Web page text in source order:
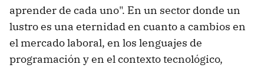
aprender de cada uno". En un sector donde un
lustro es una eternidad en cuanto a cambios en
el mercado laboral, en los lenguajes de
programación y en el contexto tecnológico,